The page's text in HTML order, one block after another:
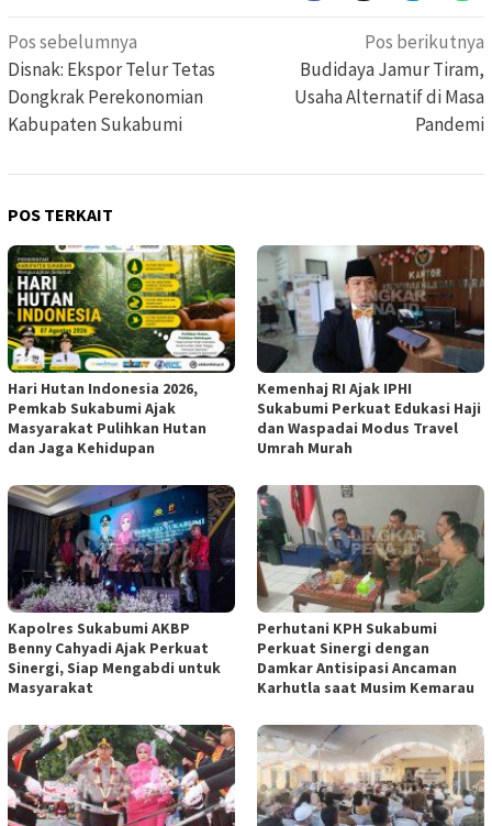
Navigasi
pos
Pos sebelumnya
Disnak: Ekspor Telur Tetas
Dongkrak Perekonomian
Kabupaten Sukabumi
Pos berikutnya
Budidaya Jamur Tiram,
Usaha Alternatif di Masa
Pandemi
POS TERKAIT
Hari Hutan Indonesia 2026,
Pemkab Sukabumi Ajak
Masyarakat Pulihkan Hutan
dan Jaga Kehidupan
Kemenhaj RI Ajak IPHI
Sukabumi Perkuat Edukasi Haji
dan Waspadai Modus Travel
Umrah Murah
Kapolres Sukabumi AKBP
Benny Cahyadi Ajak Perkuat
Sinergi, Siap Mengabdi untuk
Masyarakat
Perhutani KPH Sukabumi
Perkuat Sinergi dengan
Damkar Antisipasi Ancaman
Karhutla saat Musim Kemarau